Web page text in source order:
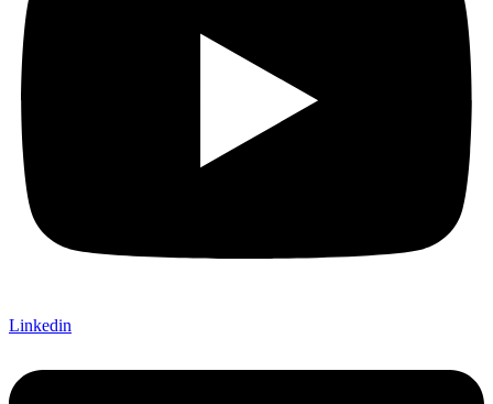
Linkedin